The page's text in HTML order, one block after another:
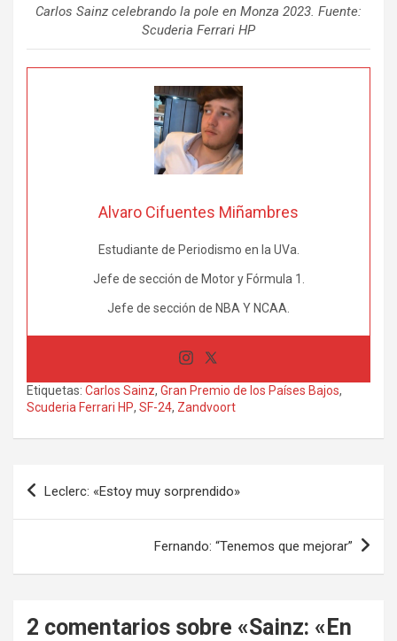
Carlos Sainz celebrando la pole en Monza 2023. Fuente:
Scuderia Ferrari HP
Alvaro Cifuentes Miñambres
Estudiante de Periodismo en la UVa.
Jefe de sección de Motor y Fórmula 1.
Jefe de sección de NBA Y NCAA.
Etiquetas: Carlos Sainz, Gran Premio de los Países Bajos,
Scuderia Ferrari HP, SF-24, Zandvoort
Navegación
de
Leclerc: «Estoy muy sorprendido»
Fernando: “Tenemos que mejorar”
2 comentarios sobre «Sainz: «En